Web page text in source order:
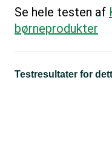
Se hele testen af
børneprodukter
Testresultater for